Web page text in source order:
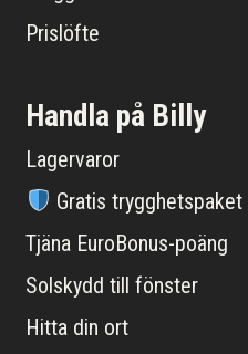
Prislöfte
Handla på Billy
Lagervaror
Gratis trygghetspaket
Tjäna EuroBonus-poäng
Solskydd till fönster
Hitta din ort